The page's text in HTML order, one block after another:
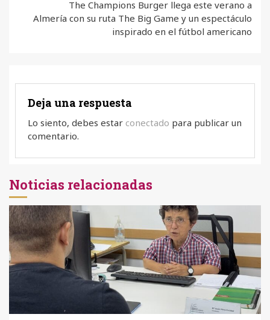
The Champions Burger llega este verano a
Almería con su ruta The Big Game y un espectáculo
inspirado en el fútbol americano
Deja una respuesta
Lo siento, debes estar conectado para publicar un
comentario.
Noticias relacionadas